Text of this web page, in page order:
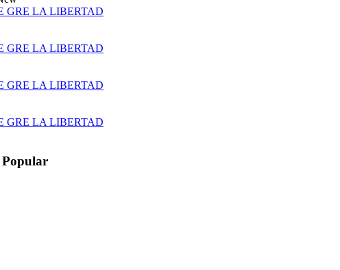
GRE LA LIBERTAD
GRE LA LIBERTAD
GRE LA LIBERTAD
GRE LA LIBERTAD
Popular